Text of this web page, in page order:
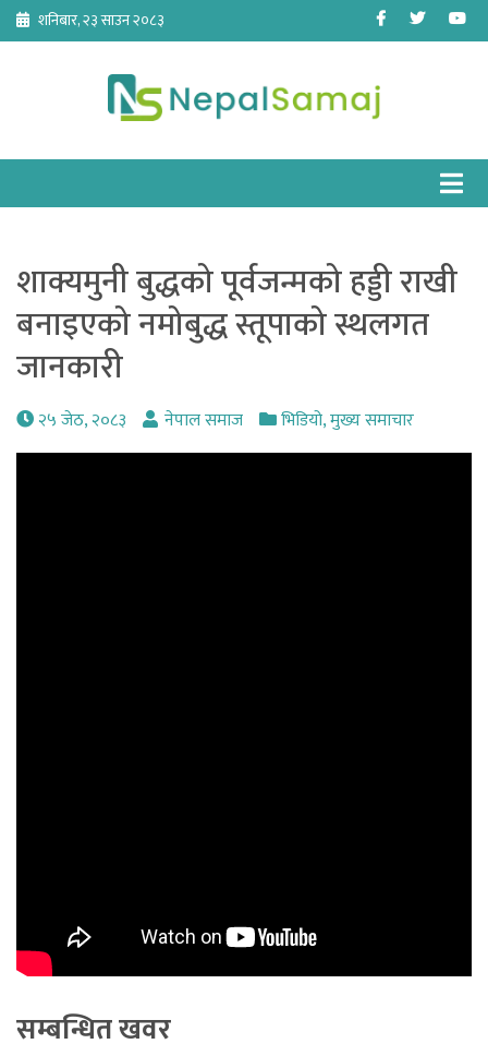
Skip
content
शनिबार, २३ साउन २०८३ Facebook
Twitter
शाक्यमुनी बुद्धको पूर्वजन्मको हड्डी राखी
बनाइएको नमोबुद्ध स्तूपाको स्थलगत
जानकारी
२५ जेठ, २०८३ नेपाल समाज भिडियो,मुख्य समाचार
सम्बन्धित खवर